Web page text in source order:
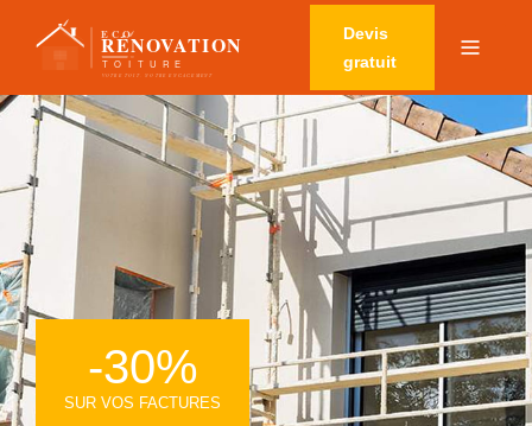
Devis
gratuit
-30%
SUR VOS FACTURES